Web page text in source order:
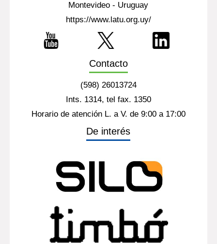
Montevideo - Uruguay
https://www.latu.org.uy/
Contacto
(598) 26013724
Ints. 1314, tel fax. 1350
Horario de atención L. a V. de 9:00 a 17:00
De interés